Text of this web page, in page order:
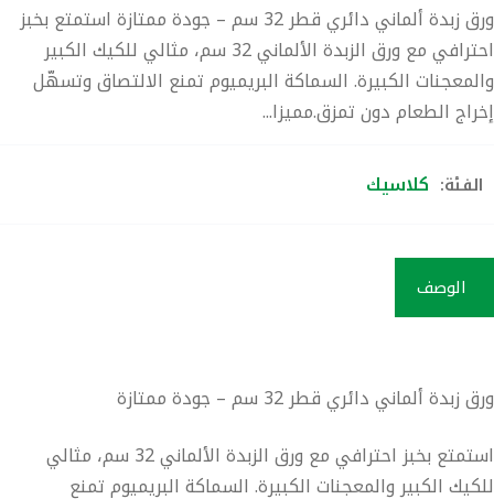
ورق زبدة ألماني دائري قطر 32 سم – جودة ممتازة استمتع بخبز
احترافي مع ورق الزبدة الألماني 32 سم، مثالي للكيك الكبير
والمعجنات الكبيرة. السماكة البريميوم تمنع الالتصاق وتسهّل
إخراج الطعام دون تمزق.مميزا...
الفئة: كلاسيك
الوصف
ورق زبدة ألماني دائري قطر 32 سم – جودة ممتازة
استمتع بخبز احترافي مع ورق الزبدة الألماني 32 سم
، مثالي
للكيك الكبير والمعجنات الكبيرة. السماكة البريميوم تمنع